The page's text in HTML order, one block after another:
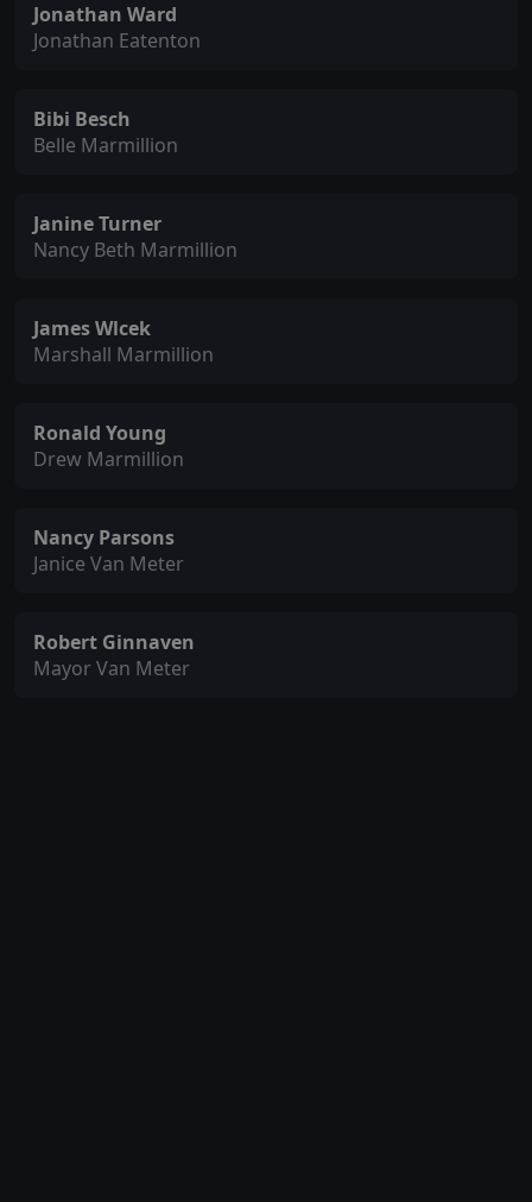
Jonathan Ward
Jonathan Eatenton
Bibi Besch
Belle Marmillion
Janine Turner
Nancy Beth Marmillion
James Wlcek
Marshall Marmillion
Ronald Young
Drew Marmillion
Nancy Parsons
Janice Van Meter
Robert Ginnaven
Mayor Van Meter